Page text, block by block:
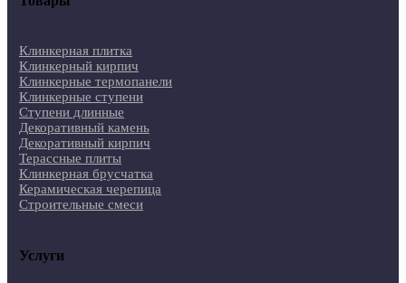
Клинкерная плитка
Клинкерный кирпич
Клинкерные термопанели
Клинкерные ступени
Ступени длинные
Декоративный камень
Декоративный кирпич
Терассные плиты
Клинкерная брусчатка
Керамическая черепица
Строительные смеси
Услуги